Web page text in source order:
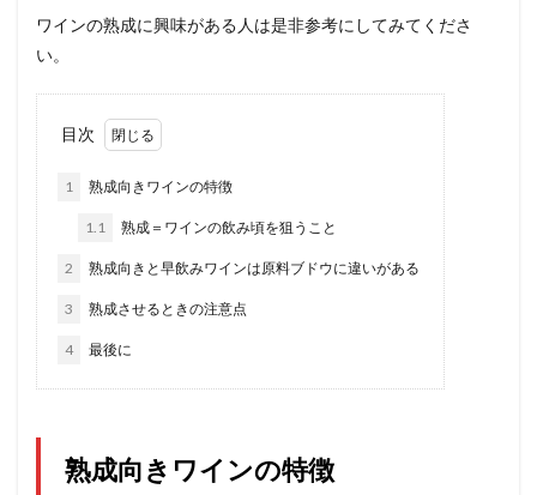
ワインの熟成に興味がある人は是非参考にしてみてくださ
い。
目次
1 熟成向きワインの特徴
1.1 熟成＝ワインの飲み頃を狙うこと
2 熟成向きと早飲みワインは原料ブドウに違いがある
3 熟成させるときの注意点
4 最後に
熟成向きワインの特徴